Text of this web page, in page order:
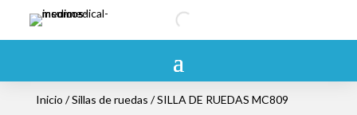
Inicio /Sillas de ruedas / SILLA DE RUEDAS MC809